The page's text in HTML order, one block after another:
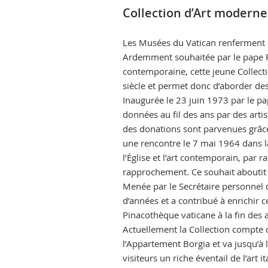
Collection d’Art
Les Musées du Vatican
Ardemment souhaitée par le pape
contemporaine, cette jeune
siècle et permet donc d’aborder
Inaugurée le 23 juin 1973 par le
données au fil des ans par des
des donations sont parvenues
une rencontre le 7 mai 1964 dans
l’Église et l’art contemporain, par
rapprochement. Ce souhait
Menée par le Secrétaire personnel
d’années et a contribué à enrichir
Pinacothèque vaticane à la fin des
Actuellement la Collection compte
l’Appartement Borgia et va
visiteurs un riche éventail de l’art